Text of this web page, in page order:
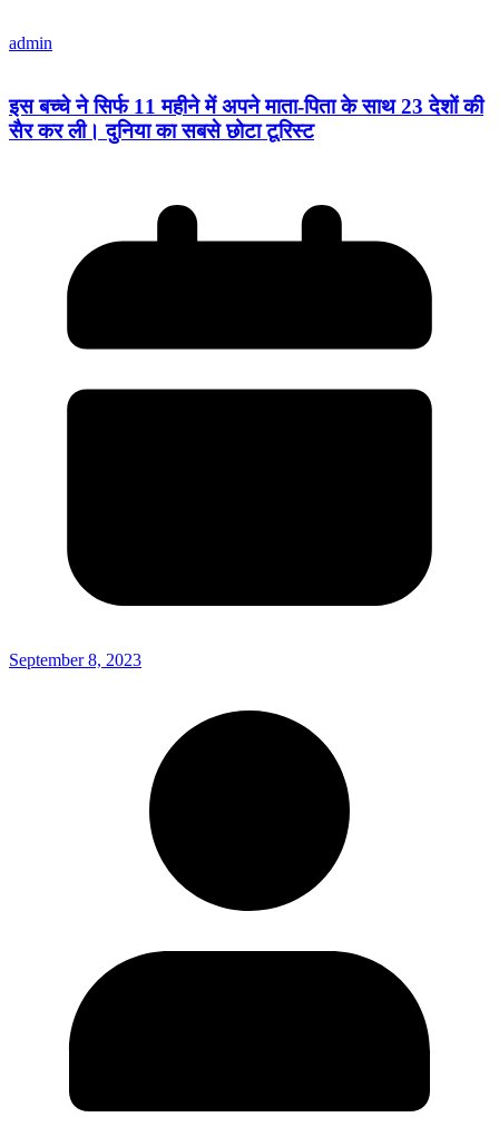
admin
इस बच्चे ने सिर्फ 11 महीने में अपने माता-पिता के साथ 23 देशों की
सैर कर ली। दुनिया का सबसे छोटा टूरिस्ट
September 8, 2023